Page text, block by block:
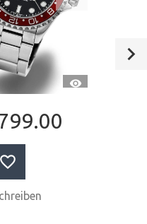
ANZEIGEN